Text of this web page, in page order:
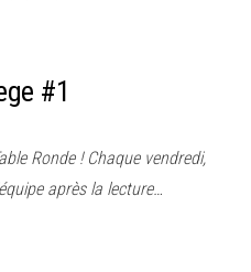
#1
Ronde ! Chaque vendredi,
après la lecture…